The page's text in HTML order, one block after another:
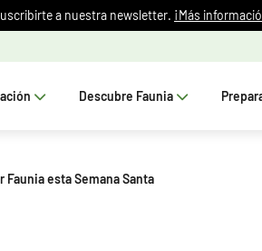
a nuestra newsletter. ¡Más
Descubre Faunia
esta Semana Santa